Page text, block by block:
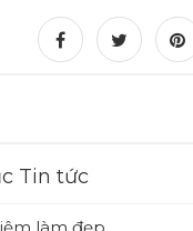
Tin tức
làm đẹp